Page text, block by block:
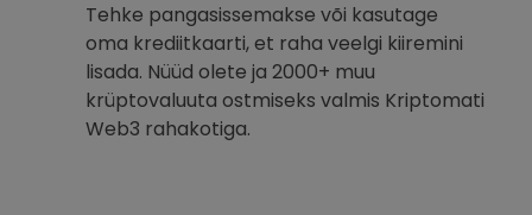
Tehke pangasissemakse või kasutage
oma krediitkaarti, et raha veelgi kiiremini
lisada. Nüüd olete ja 2000+ muu
krüptovaluuta ostmiseks valmis Kriptomati
Web3 rahakotiga.